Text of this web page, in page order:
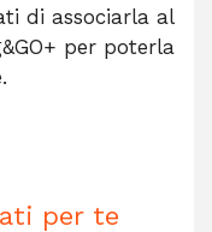
di associarla al
per poterla
per te